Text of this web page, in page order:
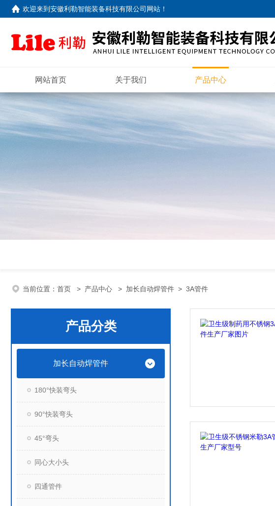
欢迎来到安徽利勒智能装备科技有限公司网站 ！
网站首页 关于我们 产品中心
当前位置： 首页 > 产品中心 > 加长自动焊管件 > 3A管件
产品分类
加长自动焊管件
180°快装弯头
90°快装弯头
45°弯头
同心大小头
四通管件